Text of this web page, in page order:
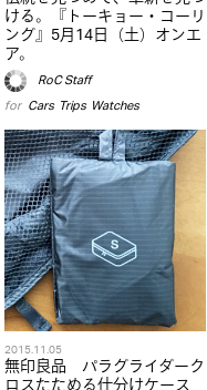
ける。『トーキョー・コーリ
ング』5月14日（土）オンエ
ア。
RoC Staff
for Cars, Trips, Watches
2015.11.05
無印良品 パラグライダーク